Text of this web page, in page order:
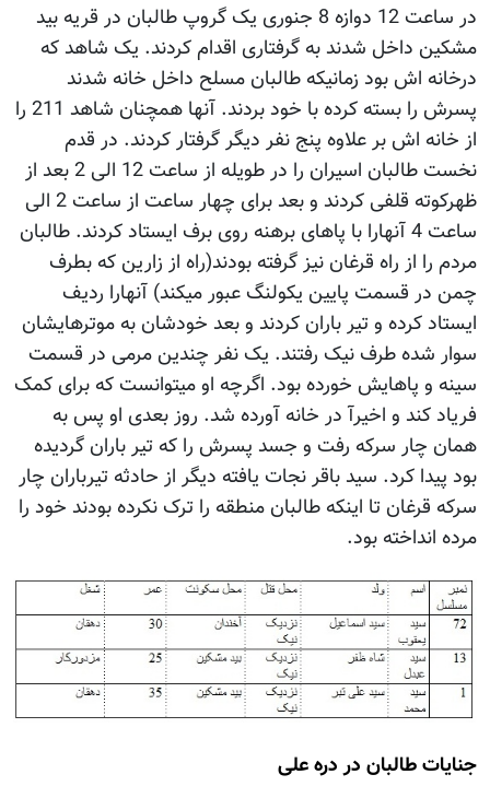
در ساعت 12 دوازه 8 جنوری یک گروپ طالبان در قریه بید
مشکین داخل شدند به گرفتاری اقدام کردند. یک شاهد که
درخانه اش بود زمانیکه طالبان مسلح داخل خانه شدند
پسرش را بسته کرده با خود بردند. آنها همچنان شاهد 211 را
از خانه اش بر علاوه پنج نفر دیگر گرفتار کردند. در قدم
نخست طالبان اسیران را در طویله از ساعت 12 الی 2 بعد از
ظهرکوته قلفی کردند و بعد برای چهار ساعت از ساعت 2 الی
ساعت 4 آنهارا با پاهای برهنه روی برف ایستاد کردند. طالبان
مردم را از راه قرغان نیز گرفته بودند(راه از زارین که بطرف
چمن در قسمت پایین یکولنگ عبور میکند) آنهارا ردیف
ایستاد کرده و تیر باران کردند و بعد خودشان به موترهایشان
سوار شده طرف نیک رفتند. یک نفر چندین مرمی در قسمت
سینه و پاهایش خورده بود. اگرچه او میتوانست که برای کمک
فریاد کند و اخیرآ در خانه آورده شد. روز بعدی او پس به
همان چار سرکه رفت و جسد پسرش را که تیر باران گردیده
بود پیدا کرد. سید باقر نجات یافته دیگر از حادثه تیرباران چار
سرکه قرغان تا اینکه طالبان منطقه را ترک نکرده بودند خود را
مرده انداخته بود.
جنایات طالبان در دره علی